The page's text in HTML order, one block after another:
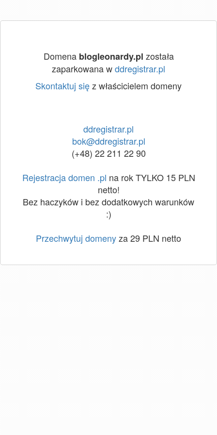
Domena blogleonardy.pl została
zaparkowana wddregistrar.pl
Skontaktuj sięz właścicielem domeny
ddregistrar.pl
bok@ddregistrar.pl
(+48) 22 211 22 90
Rejestracja domen .pl na rok TYLKO 15 PLN
netto!
Bez haczyków i bez dodatkowych warunków
:)
Przechwytuj domenyza 29 PLN netto